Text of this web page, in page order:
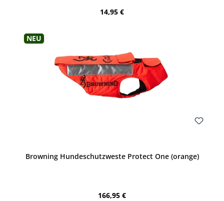
Regulärer Preis:
14,95 €
Neu
Browning Hundeschutzweste Protect One (orange)
Regulärer Preis:
166,95 €